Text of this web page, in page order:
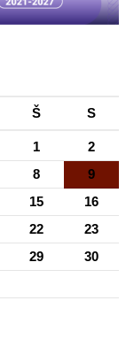
Š S
1
2
8
9
15
16
22
23
29
30